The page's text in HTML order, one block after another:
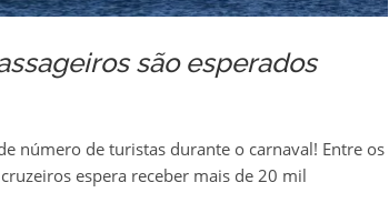
são esperados
número de turistas durante o carnaval! Entre os
espera receber mais de 20 mil